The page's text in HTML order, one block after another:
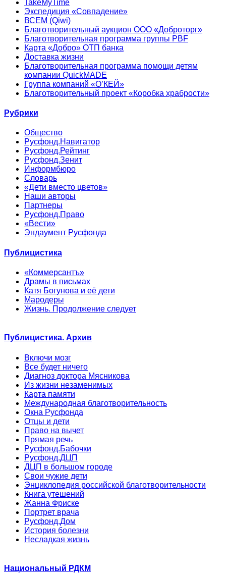
TakeMyTime
Экспедиция «Совпадение»
ВСЕМ (Qiwi)
Благотворительный аукцион ООО «Доброторг»
Благотворительная программа группы PBF
Карта «Добро» ОТП банка
Доставка жизни
Благотворительная программа помощи детям
компании QuickMADE
Группа компаний «О’КЕЙ»
Благотворительный проект «Коробка храбрости»
Рубрики
Общество
Русфонд.Навигатор
Русфонд.Рейтинг
Русфонд.Зенит
Информбюро
Словарь
«Дети вместо цветов»
Наши авторы
Партнеры
Русфонд.Право
«Вести»
Эндаумент Русфонда
Публицистика
«Коммерсантъ»
Драмы в письмах
Катя Богунова и её дети
Мародеры
Жизнь. Продолжение следует
Публицистика. Архив
Включи мозг
Все будет ничего
Диагноз доктора Мясникова
Из жизни незаменимых
Карта памяти
Международная благотворительность
Окна Русфонда
Отцы и дети
Право на вычет
Прямая речь
Русфонд.Бабочки
Русфонд.ДЦП
ДЦП в большом городе
Свои чужие дети
Энциклопедия российской благотворительности
Книга утешений
Жанна Фриске
Портрет врача
Русфонд.Дом
История болезни
Несладкая жизнь
Национальный РДКМ